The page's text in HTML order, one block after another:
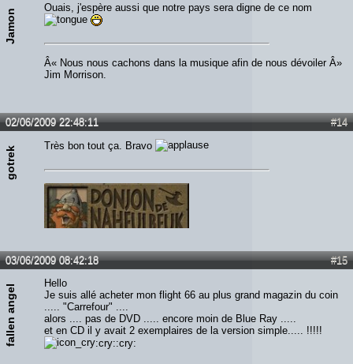
Jamon
Ouais, j'espère aussi que notre pays sera digne de ce nom
Â« Nous nous cachons dans la musique afin de nous dévoiler Â»
Jim Morrison.
#14
02/06/2009 22:48:11
gotrek Très bon tout ça. Bravo
#15
03/06/2009 08:42:18
fallen angel
Hello
Je suis allé acheter mon flight 66 au plus grand magazin du coin
..... "Carrefour" ....
alors .... pas de DVD ..... encore moin de Blue Ray .....
et en CD il y avait 2 exemplaires de la version simple..... !!!!!
:cry::cry: